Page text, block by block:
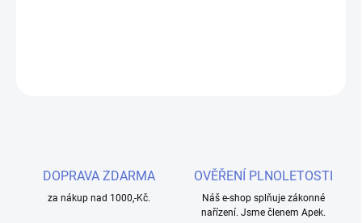
DOPRAVA ZDARMA
za nákup nad 1000,-Kč.
OVĚŘENÍ PLNOLETOSTI
Náš e-shop splňuje zákonné
nařízení. Jsme členem Apek.